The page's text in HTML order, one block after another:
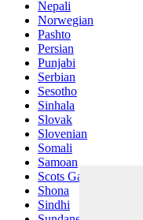
Nepali
Norwegian
Pashto
Persian
Punjabi
Serbian
Sesotho
Sinhala
Slovak
Slovenian
Somali
Samoan
Scots Gaelic
Shona
Sindhi